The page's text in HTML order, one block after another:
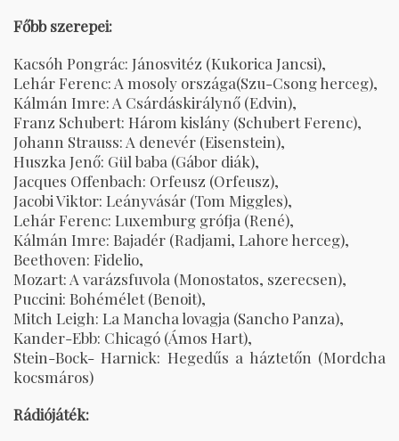
Főbb szerepei:
Kacsóh Pongrác: Jánosvitéz (Kukorica Jancsi),
Lehár Ferenc: A mosoly országa(Szu-Csong herceg),
Kálmán Imre: A Csárdáskirálynő (Edvin),
Franz Schubert: Három kislány (Schubert Ferenc),
Johann Strauss: A denevér (Eisenstein),
Huszka Jenő: Gül baba (Gábor diák),
Jacques Offenbach: Orfeusz (Orfeusz),
Jacobi Viktor: Leányvásár (Tom Miggles),
Lehár Ferenc: Luxemburg grófja (René),
Kálmán Imre: Bajadér (Radjami, Lahore herceg),
Beethoven: Fidelio,
Mozart: A varázsfuvola (Monostatos, szerecsen),
Puccini: Bohémélet (Benoit),
Mitch Leigh: La Mancha lovagja (Sancho Panza),
Kander-Ebb: Chicagó (Ámos Hart),
Stein-Bock- Harnick: Hegedűs a háztetőn (Mordcha
kocsmáros)
Rádiójáték: